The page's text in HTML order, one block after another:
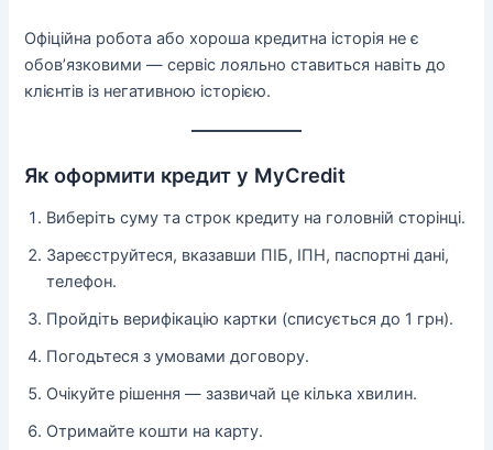
Офіційна робота або хороша кредитна історія не є
обов’язковими — сервіс лояльно ставиться навіть до
клієнтів із негативною історією.
Як оформити кредит у MyCredit
Виберіть суму та строк кредиту на головній сторінці.
Зареєструйтеся, вказавши ПІБ, ІПН, паспортні дані,
телефон.
Пройдіть верифікацію картки (списується до 1 грн).
Погодьтеся з умовами договору.
Очікуйте рішення — зазвичай це кілька хвилин.
Отримайте кошти на карту.